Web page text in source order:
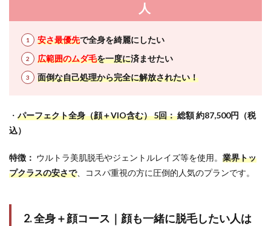
人
安さ最優先で全身を綺麗にしたい
広範囲のムダ毛を一度に済ませたい
面倒な自己処理から完全に解放されたい！
・ パーフェクト全身（顔＋VIO含む） 5回：総額 約87,500円（税
込）
特徴： ウルトラ美肌脱毛やジェントルレイズ等を使用。 業界トッ
プクラスの安さで、コスパ重視の方に圧倒的人気のプランです。
2. 全身＋顔コース｜顔も一緒に脱毛したい人は